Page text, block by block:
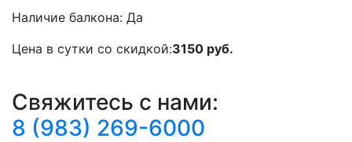
Наличие балкона: Да
Цена в сутки со скидкой:3150 руб.
Свяжитесь с нами:
8 (983) 269-6000